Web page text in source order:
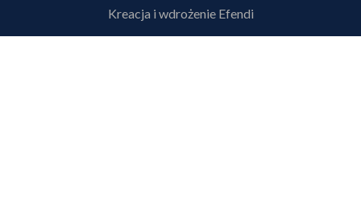
Kreacja i wdrożenie Efendi